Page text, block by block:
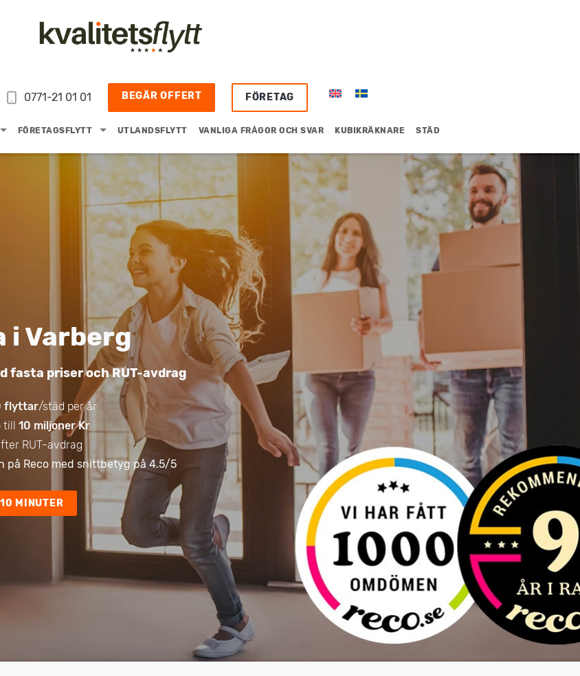
0771-21 01 01 BEGÄR OFFERT FÖRETAG
FÖRETAGSFLYTT UTLANDSFLYTT VANLIGA FRÅGOR OCH SVAR KUBIKRÄKNARE STÄD
Varberg
fasta priser och RUT-avdrag
flyttar/städ per år
till 10 miljoner Kr
RUT-avdrag
på Reco med snittbetyg på 4.5/5
MINUTER